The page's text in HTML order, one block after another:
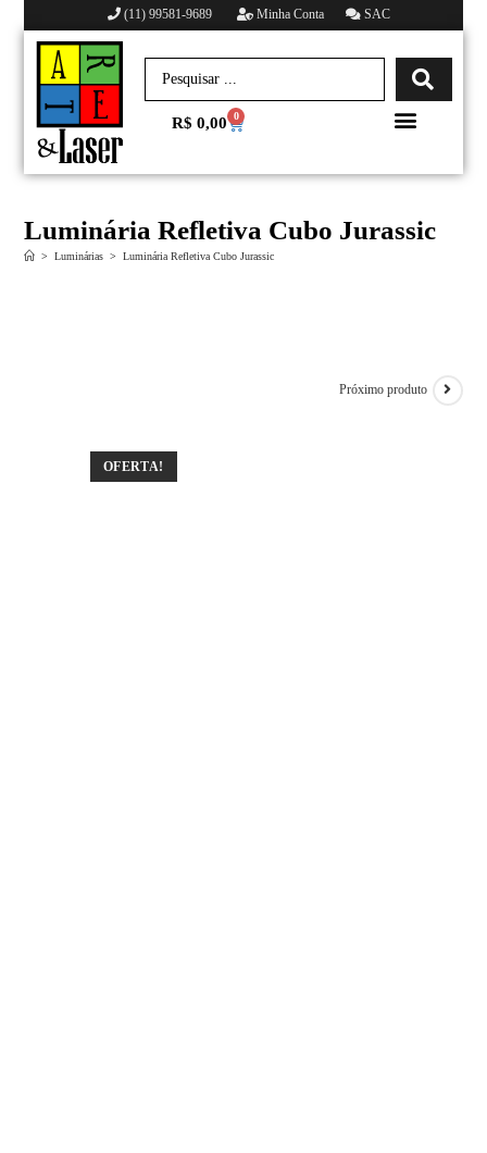
(11) 99581-9689 Minha Conta SAC
R$ 0,00 0
Luminária Refletiva Cubo Jurassic
> Luminárias > Luminária Refletiva Cubo Jurassic
OFERTA!
Próximo produto